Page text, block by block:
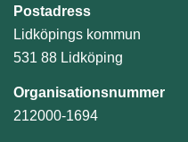
Postadress
Lidköpings kommun
531 88 Lidköping
Organisationsnummer
212000-1694